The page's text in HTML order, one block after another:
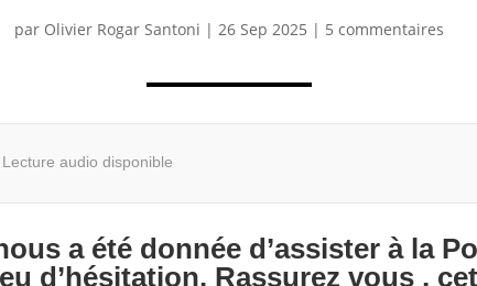
par Olivier Rogar Santoni | 26 Sep 2025 | 5 commentaires
Lecture audio disponible
a été donnée d’assister à la
d’hésitation. Rassurez vous ,